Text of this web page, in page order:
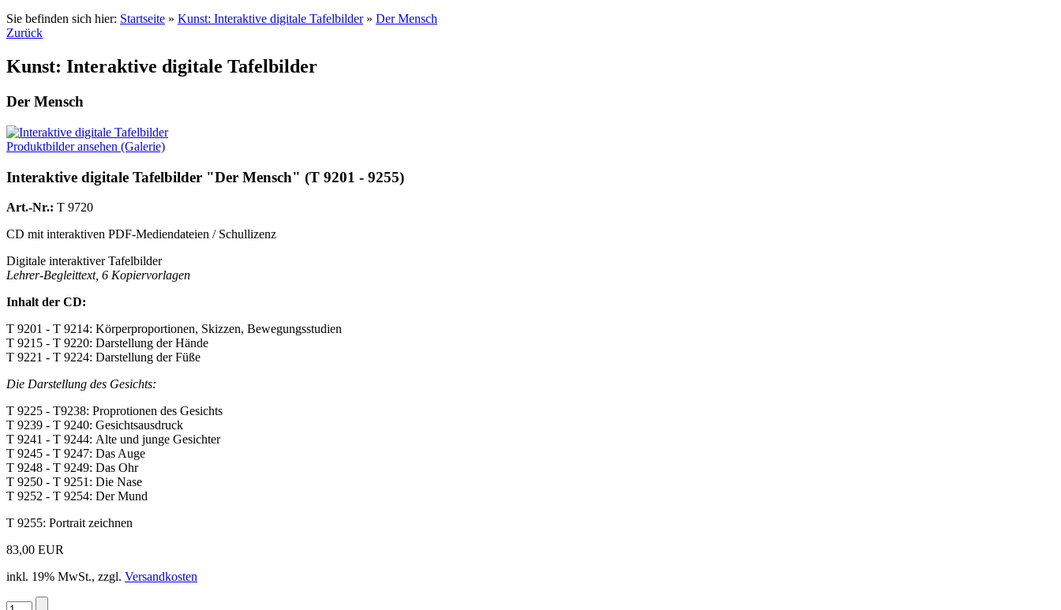
Sie befinden sich hier: Startseite » Kunst: Interaktive digitale Tafelbilder» Der Mensch
Zurück
Kunst: Interaktive digitale Tafelbilder
Der Mensch
Produktbilder ansehen (Galerie)
Interaktive digitale Tafelbilder "Der Mensch" (T 9201 - 9255)
Art.-Nr.: T 9720
CD mit interaktiven PDF-Mediendateien / Schullizenz
Digitale interaktiver Tafelbilder
Lehrer-Begleittext, 6 Kopiervorlagen
Inhalt der CD:
T 9201 - T 9214: Körperproportionen, Skizzen, Bewegungsstudien
T 9215 - T 9220: Darstellung der Hände
T 9221 - T 9224: Darstellung der Füße
Die Darstellung des Gesichts:
T 9225 - T9238: Proprotionen des Gesichts
T 9239 - T 9240: Gesichtsausdruck
T 9241 - T 9244: Alte und junge Gesichter
T 9245 - T 9247: Das Auge
T 9248 - T 9249: Das Ohr
T 9250 - T 9251: Die Nase
T 9252 - T 9254: Der Mund
T 9255: Portrait zeichnen
83,00 EUR
inkl. 19% MwSt., zzgl. Versandkosten